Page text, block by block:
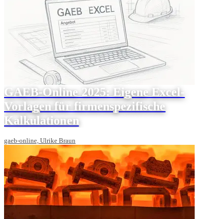
GAEB-Online 2025: Eigene Excel-
Vorlagen für firmenspezifische
Kalkulationen
gaeb-online, Ulrike Braun